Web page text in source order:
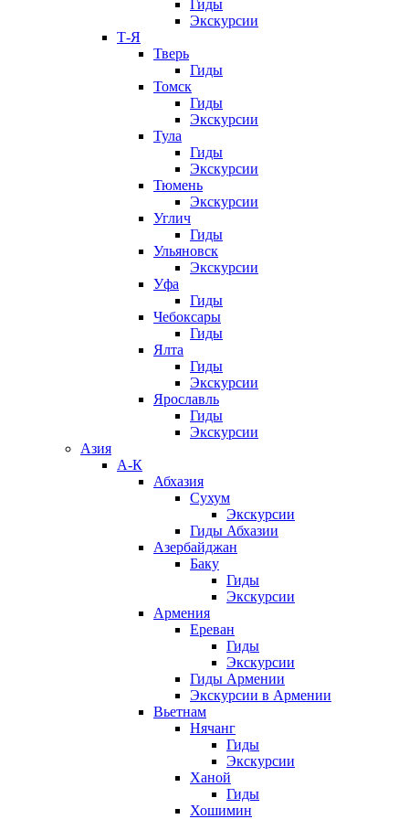
Гиды
Экскурсии
Т-Я
Тверь
Гиды
Томск
Гиды
Экскурсии
Тула
Гиды
Экскурсии
Тюмень
Экскурсии
Углич
Гиды
Ульяновск
Экскурсии
Уфа
Гиды
Чебоксары
Гиды
Ялта
Гиды
Экскурсии
Ярославль
Гиды
Экскурсии
Азия
А-К
Абхазия
Сухум
Экскурсии
Гиды Абхазии
Азербайджан
Баку
Гиды
Экскурсии
Армения
Ереван
Гиды
Экскурсии
Гиды Армении
Экскурсии в Армении
Вьетнам
Нячанг
Гиды
Экскурсии
Ханой
Гиды
Хошимин